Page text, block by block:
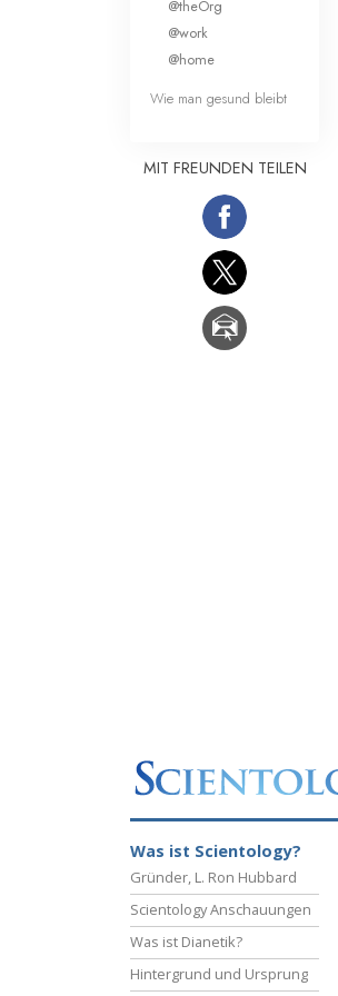
@theOrg
@work
@home
Wie man gesund bleibt
MIT FREUNDEN TEILEN
Was ist Scientology?
Gründer, L. Ron Hubbard
Scientology Anschauungen
Was ist Dianetik?
Hintergrund und Ursprung